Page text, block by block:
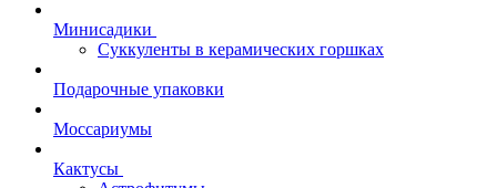
Минисадики
Суккуленты в керамических горшках
Подарочные упаковки
Моссариумы
Кактусы